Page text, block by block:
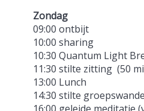
Zondag
09:00 ontbijt
10:00 sharing
10:30 Quantum Light
11:30 stilte zitting (50
13:00 Lunch
14:30 stilte